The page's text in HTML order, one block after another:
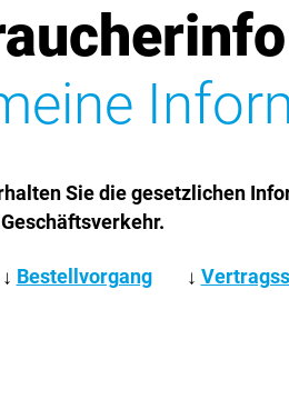
Sie die gesetzlichen
↓ Bestellvorgang ↓